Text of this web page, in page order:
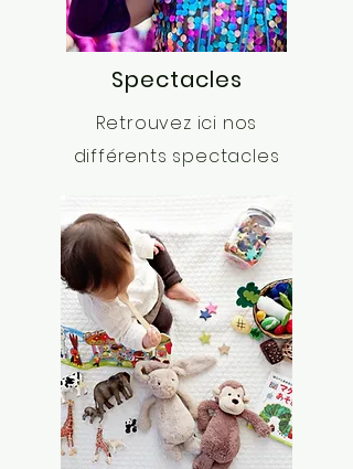
Spectacles
Retrouvez ici nos
différents spectacles